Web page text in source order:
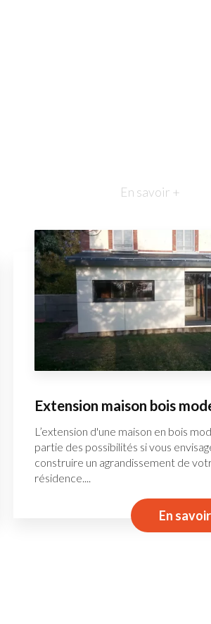
En savoir +
Extension maison bois
L’extension d'une maison en bois
partie des possibilités si vous
construire un agrandissement de
résidence....
En